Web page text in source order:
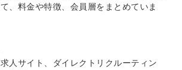
、料金や特徴、会員層をまとめていま
人サイト、ダイレクトリクルーティン